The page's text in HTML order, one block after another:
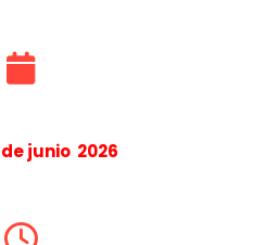
de junio 2026